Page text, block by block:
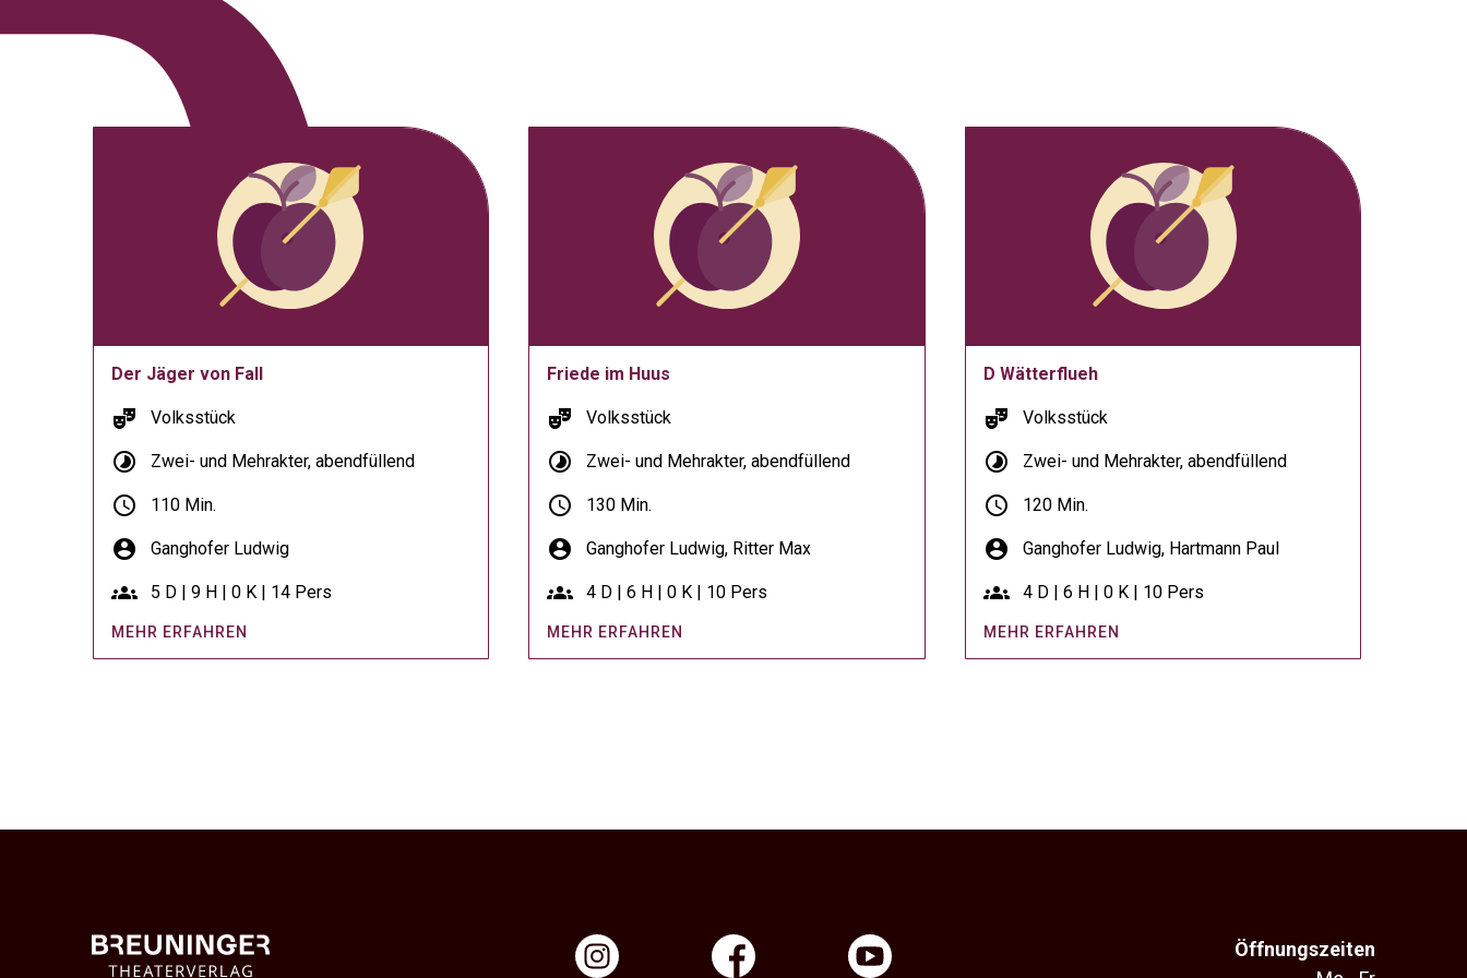
Der Jäger von Fall
theater_comedy Volksstück
timelapse Zwei- und Mehrakter, abendfüllend
schedule 110 Min.
account_circle Ganghofer Ludwig
groups 5 D | 9 H | 0 K | 14 Pers
MEHR ERFAHREN
Friede im Huus
theater_comedy Volksstück
timelapse Zwei- und Mehrakter, abendfüllend
schedule 130 Min.
account_circle Ganghofer Ludwig, Ritter Max
groups 4 D | 6 H | 0 K | 10 Pers
MEHR ERFAHREN
D Wätterflueh
theater_comedy Volksstück
timelapse Zwei- und Mehrakter, abendfüllend
schedule 120 Min.
account_circle Ganghofer Ludwig,Hartmann Paul
groups 4 D | 6 H | 0 K | 10 Pers
MEHR ERFAHREN
Öffnungszeiten